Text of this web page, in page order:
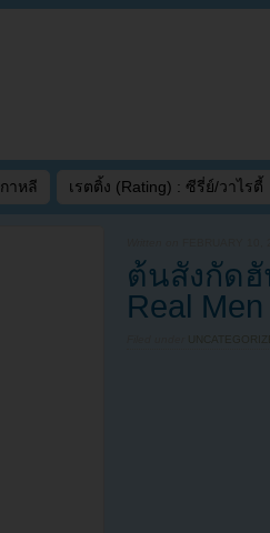
าหลี เรตติ้ง (Rating) : ซีรี่ย์/วาไรตี้
ต้นสังกัดฮั
Real